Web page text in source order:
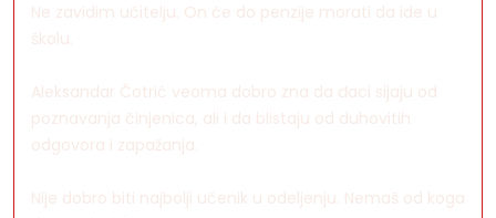
Ne zavidim učitelju. On će do penzije morati da ide u
školu.
Aleksandar Čotrić veoma dobro zna da đaci sijaju od
poznavanja činjenica, ali i da blistaju od duhovitih
odgovora i zapažanja.
Nije dobro biti najbolji učenik u odeljenju. Nemaš od koga